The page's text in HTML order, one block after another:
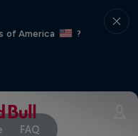
of America
?
FAQ